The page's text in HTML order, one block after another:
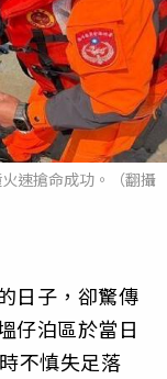
速搶命成功。（翻攝
日子，卻驚傳
仔泊區於當日
不慎失足落